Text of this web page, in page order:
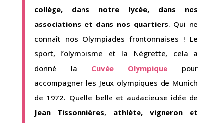
collège, dans notre lycée, dans nos
associations et dans nos quartiers. Qui ne
connaît nos Olympiades frontonnaises ! Le
sport, l’olympisme et la Négrette, cela a
donné la Cuvée Olympique pour
accompagner les Jeux olympiques de Munich
de 1972. Quelle belle et audacieuse idée de
Jean Tissonnières, athlète, vigneron et